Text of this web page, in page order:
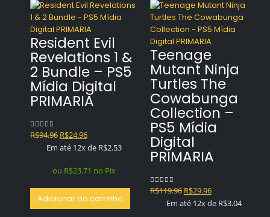
Resident Evil
Revelations 1 &
2 Bundle – PS5
Mídia Digital
PRIMARIA
0out of 5
R$94.96 O
preço
era:
R$24.96O
preço
é:
Em até 12x de R$2.53
ou R$23.71 no Pix
Adicionar ao carrinho
Teenage
Mutant Ninja
Turtles The
Cowabunga
Collection –
PS5 Mídia
Digital
PRIMARIA
0out of 5
R$119.96 O
preço
R$29.96O
preço
Em até 12x de R$3.04